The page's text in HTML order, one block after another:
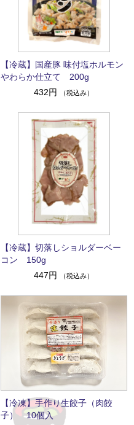
【冷蔵】国産豚 味付塩ホルモン
やわらか仕立て 200g
432円
（税込み）
【冷蔵】切落しショルダーベー
コン 150g
447円
（税込み）
【冷凍】手作り生餃子（肉餃
子） 10個入